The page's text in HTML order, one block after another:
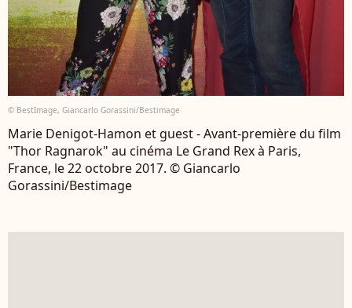
© BestImage, Giancarlo Gorassini/Bestimage
Marie Denigot-Hamon et guest - Avant-première du film
"Thor Ragnarok" au cinéma Le Grand Rex à Paris,
France, le 22 octobre 2017. © Giancarlo
Gorassini/Bestimage